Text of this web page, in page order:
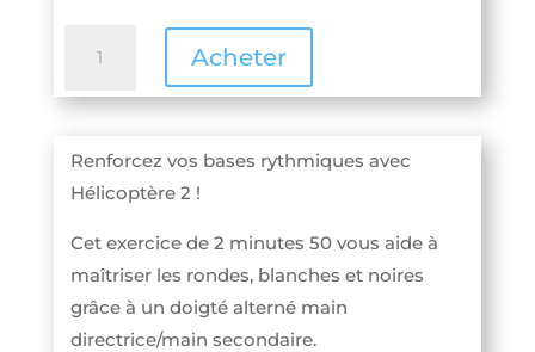
Lecture
Hélicoptère
2
(Partition
gratuite)
Acheter
t
r
a
t
i
Renforcez vos bases rythmiques avec
Hélicoptère 2 !
Cet exercice de 2 minutes 50 vous aide à
maîtriser les rondes, blanches et noires
grâce à un doigté alterné main
directrice/main secondaire.